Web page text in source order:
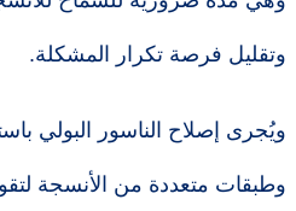
وتقليل فرصة تكرار المشكلة.
ويُجرى إصلاح الناسور البولي
وطبقات متعددة من الأنسجة